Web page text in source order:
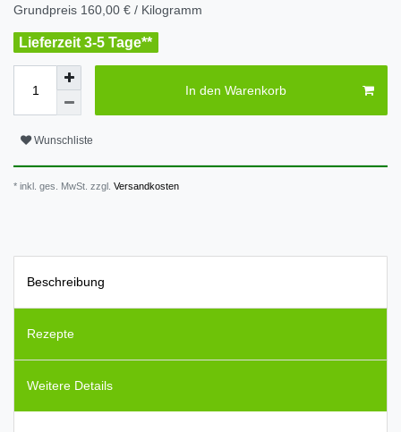
Grundpreis 160,00 € / Kilogramm
Lieferzeit 3-5 Tage**
In den Warenkorb
Wunschliste
* inkl. ges. MwSt. zzgl. Versandkosten
Beschreibung
Rezepte
Weitere Details